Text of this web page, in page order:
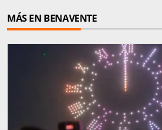
MÁS EN BENAVENTE